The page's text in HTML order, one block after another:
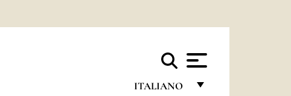
ITALIANO